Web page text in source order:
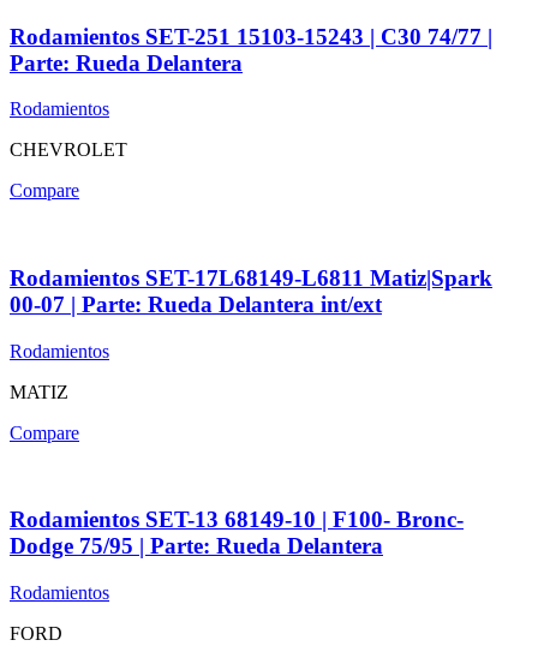
Rodamientos SET-251 15103-15243 | C30 74/77 |
Parte: Rueda Delantera
Rodamientos
CHEVROLET
Compare
Rodamientos SET-17L68149-L6811 Matiz|Spark
00-07 | Parte: Rueda Delantera int/ext
Rodamientos
MATIZ
Compare
Rodamientos SET-13 68149-10 | F100- Bronc-
Dodge 75/95 | Parte: Rueda Delantera
Rodamientos
FORD